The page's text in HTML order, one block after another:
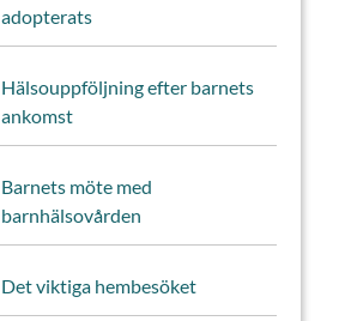
adopterats
Hälsouppföljning efter barnets
ankomst
Barnets möte med
barnhälsovården
Det viktiga hembesöket